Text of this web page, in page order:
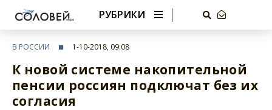
РУБРИКИ
В РОССИИ 1-10-2018, 09:08
К новой системе накопительной
пенсии россиян подключат без их
согласия